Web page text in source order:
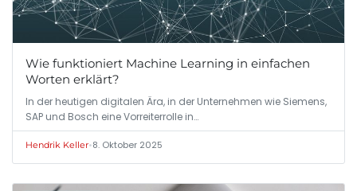
Wie funktioniert Machine Learning in einfachen
Worten erklärt?
In der heutigen digitalen Ära, in der Unternehmen wie Siemens,
SAP und Bosch eine Vorreiterrolle in…
Hendrik Keller•8. Oktober 2025